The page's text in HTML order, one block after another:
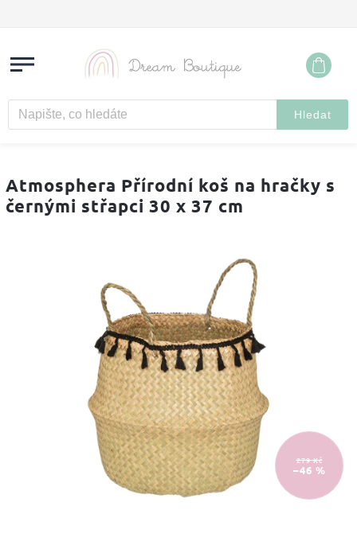
Hledat
Atmosphera Přírodní koš na hračky s
černými střapci 30 x 37 cm
279 Kč
–46 %